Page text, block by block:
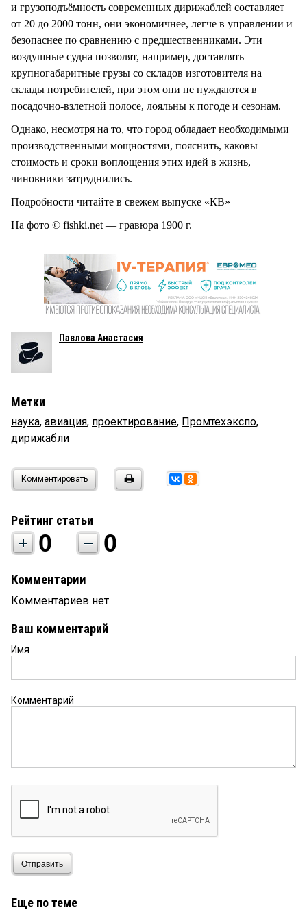
и грузоподъёмность современных дирижаблей составляет
от 20 до 2000 тонн, они экономичнее, легче в управлении и
безопаснее по сравнению с предшественниками. Эти
воздушные судна позволят, например, доставлять
крупногабаритные грузы со складов изготовителя на
склады потребителей, при этом они не нуждаются в
посадочно-взлетной полосе, лояльны к погоде и сезонам.
Однако, несмотря на то, что город обладает необходимыми
производственными мощностями, пояснить, каковы
стоимость и сроки воплощения этих идей в жизнь,
чиновники затруднились.
Подробности читайте в свежем выпуске «КВ»
На фото © fishki.net — гравюра 1900 г.
Павлова Анастасия
Метки
наука, авиация, проектирование, Промтехэкспо,
дирижабли
Комментировать
Рейтинг статьи
0 0
Комментарии
Комментариев нет.
Ваш комментарий
Имя
Комментарий
Отправить
Еще по теме